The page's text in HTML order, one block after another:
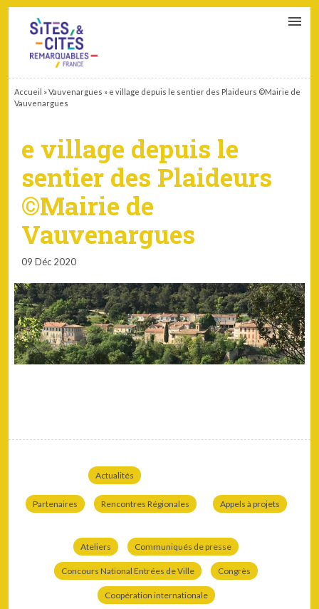
Accueil »Vauvenargues » e village depuis le sentier des Plaideurs ©Mairie de
Vauvenargues
e village depuis le
sentier des Plaideurs
©Mairie de
Vauvenargues
09 Déc 2020
Actualités
Partenaires Rencontres Régionales Appels à projets
Ateliers Communiqués de presse
Concours National Entrées de Ville Congrès
Coopération internationale